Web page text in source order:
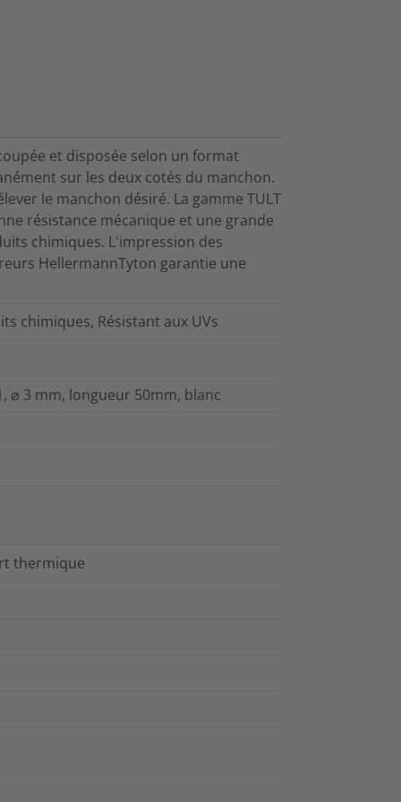
et disposée selon un format
sur les deux cotés du manchon.
le manchon désiré. La gamme TULT
résistance mécanique et une grande
chimiques. L'impression des
HellermannTyton garantie une
chimiques, Résistant aux UVs
⌀ 3 mm, longueur 50mm, blanc
thermique